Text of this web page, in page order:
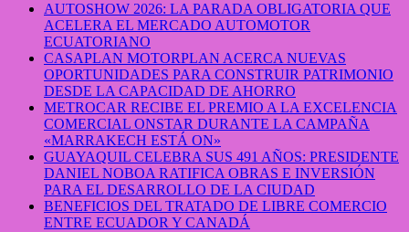
AUTOSHOW 2026: LA PARADA OBLIGATORIA QUE
ACELERA EL MERCADO AUTOMOTOR
ECUATORIANO
CASAPLAN MOTORPLAN ACERCA NUEVAS
OPORTUNIDADES PARA CONSTRUIR PATRIMONIO
DESDE LA CAPACIDAD DE AHORRO
METROCAR RECIBE EL PREMIO A LA EXCELENCIA
COMERCIAL ONSTAR DURANTE LA CAMPAÑA
«MARRAKECH ESTÁ ON»
GUAYAQUIL CELEBRA SUS 491 AÑOS: PRESIDENTE
DANIEL NOBOA RATIFICA OBRAS E INVERSIÓN
PARA EL DESARROLLO DE LA CIUDAD
BENEFICIOS DEL TRATADO DE LIBRE COMERCIO
ENTRE ECUADOR Y CANADÁ